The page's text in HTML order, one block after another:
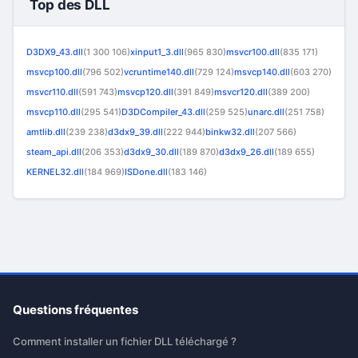
Top des DLL
D3DX9_43.dll(1 300 106)xinput1_3.dll(965 830)msvcr100.dll(835 171)
msvcp100.dll(796 502)vcruntime140.dll(729 124)msvcp140.dll(603 270)
msvcr110.dll(591 743)msvcp120.dll(391 849)msvcr120.dll(389 200)
msvcp110.dll(295 541)D3DCompiler_43.dll(259 525)unarc.dll(251 758)
amtlib.dll(239 238)d3dx9_39.dll(222 944)binkw32.dll(207 566)
steam_api.dll(206 353)d3dx9_30.dll(189 870)d3dx9_26.dll(189 655)
KERNEL32.dll(184 969)ISDone.dll(183 146)
Questions fréquentes
Comment installer un fichier DLL téléchargé ?